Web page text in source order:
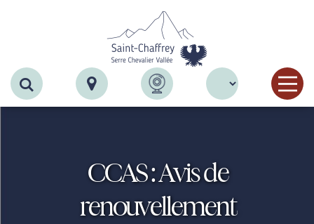
Recherche
CCAS : Avis de
renouvellement